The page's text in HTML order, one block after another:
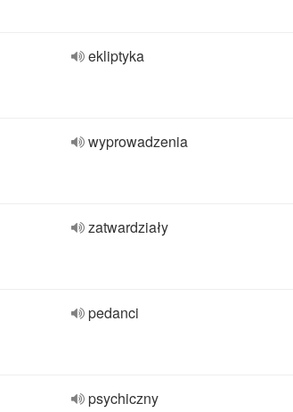
ekliptyka
wyprowadzenia
zatwardziały
pedanci
psychiczny